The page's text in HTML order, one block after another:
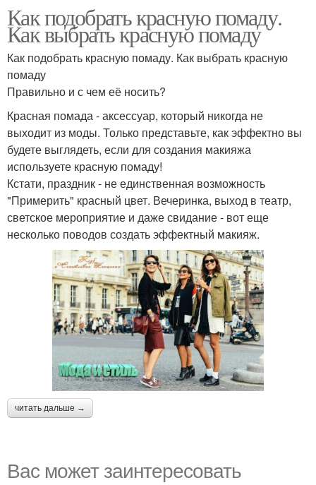
Как подобрать красную помаду.
Как выбрать красную помаду
Как подобрать красную помаду. Как выбрать красную
помаду
Правильно и с чем её носить?
Красная помада - аксессуар, который никогда не
выходит из моды. Только представьте, как эффектно вы
будете выглядеть, если для создания макияжа
используете красную помаду!
Кстати, праздник - не единственная возможность
"Примерить" красный цвет. Вечеринка, выход в театр,
светское мероприятие и даже свидание - вот еще
несколько поводов создать эффектный макияж.
читать дальше →
Вас может заинтересовать